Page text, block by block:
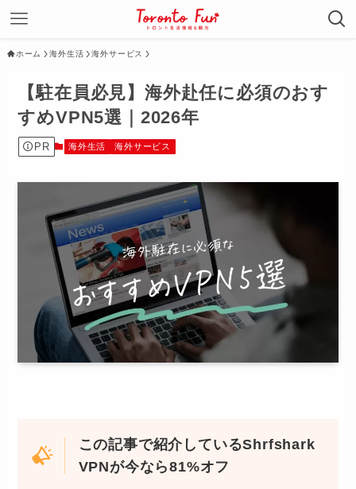
ホーム 海外生活 海外サービス
【駐在員必見】海外赴任に必須のおす
すめVPN5選｜2026年
PR 海外生活 海外サービス
この記事で紹介しているShrfshark
VPNが今なら81%オフ